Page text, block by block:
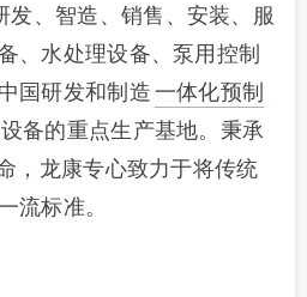
发、智造、销售、安装、服
、水处理设备、泵用控制
国研发和制造 一体化预制
备的重点生产基地。秉承
，龙康专心致力于将传统
流标准。